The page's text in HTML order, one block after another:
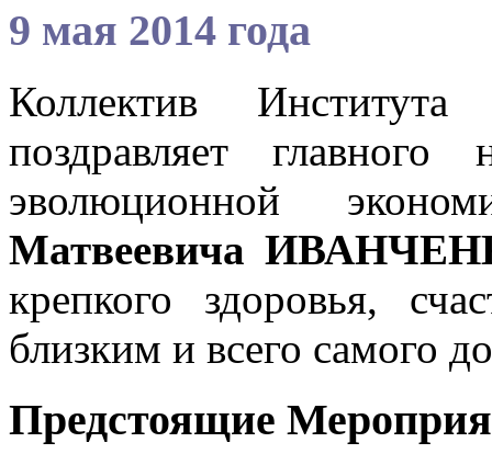
9 мая 2014 года
Коллектив
поздравляет главного
эволюционной
Матвеевича
крепкого здоровья,
близким и всего самого
Предстоящие